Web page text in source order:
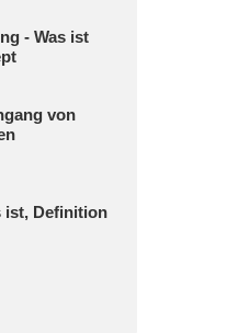
- Was ist
von
ist, Definition